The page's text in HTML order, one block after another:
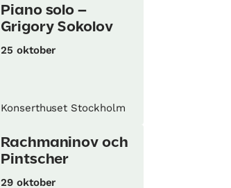
Piano solo –
Grigory Sokolov
25 oktober
Konserthuset Stockholm
Rachmaninov och
Pintscher
29 oktober